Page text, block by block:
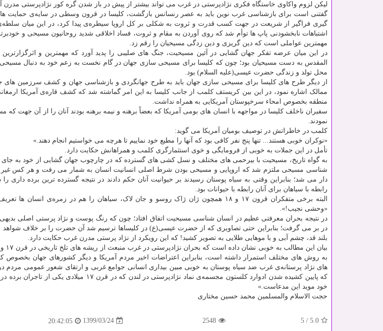
لیکن لزوم واکاوی خاستگاه فکری نژادپرستی در غرب می تواند بیشتر از پیش در باز شدن گره کور نژادپرستی مدرن
گفتنی است برای بازشناسی غرب نوین باید به عصر رنسانس بازگشت، کلیسا در قرون وسطی در سایه‌ی حمایت
گیری فراگیر از شریعت در جهت کسب قدرت و ثروت به شکلی بر کل اروپا سیطره‌ی پیدا کرد، در این میان
اشتباهات نابخشودنی پاپ ها توأم شد که روی آوردن به مقام و ثروت، فساد اخلاقی شدید روحانیون مسیحی و
مهمترین عواملی است که دین گریزی و دین زدگی مسیحیان را رقم زد.
المقدس به دست مسیحیان بود؛ چون که کلیسا برای مسیحی سازی جهان در گام نخست به زعم خود به دنبال
محل تولد و زندگی حضرت عیسی(علیه السلام) بود.
از دیگر طرح های کلیسا برای مسیحی سازی جهان باید به طرح جهانگردی و بازشناسی جهان و کشف سرزمین های
ممالک اشاره نمود، در این بین کریستف کلمب از جانب کلیسا به این امر گماشته شد که کشف قاره‌ی آمریکا
منطقه بخصوص امحاء سرخپوستان آمریکایی به همراه نداشت.
سفیران ناخلف کلیسا در مواجهه با انسان های بومی آمریکا که بعضاً برهنه و نیمه برهنه بودند آنان را از آن جهت
نمودند.
کلمب در خاطراتش در توصیف بومیان آمریکا می گوید:
«نوکران خوبی هستند... تنها پنج نفر کافی بود که آنها را مطیع خود نماییم تا هرچه می خواستیم انجام دهند.»
تأمل در این جملات به خوبی از فرومایگی و خوی استثمارگری کلمب و همراهانش حکایت دارد.
به گواه تاریخ، مسیحیت با بیرحمی های مختلف و نسل کشی های گسترده که در چارچوب جهان گشایی از خود به جای
شناسی مسیحی ملتزم شد که اروپایی و مسیحی بودن شرط اصلی انسانیت انسان به شمار می رفت و هر کس غیر
دار می شد؛ بنابراین وقتی به سیاه پوستان رسیدند بر حیوانیت آنان حکم دادند در نتیجه گسترده ترین برده داری
رابطه با سیاهان برای آنان رابطه با حیوانات بود.
البته برخی متفکران قرون ۱۷ و ۱۸ همچون ژان ژاک روسو و جان لاک، سیاهان را هم در زمره‌ی انسان
«وحشی نجیب!».
در نتیجه بحران معرفتی عظیم در انسان شناسی مسیحیت اتفاق افتاد؛ چون که رنگ پوست و نژاد پرستی اصلی
در بر می گرفت؛ بنابراین حتی تصاویری که از حضرت عیسی(ع) در کلیساها ترسیم شد آن حضرت را بر خلاف شواهد
بلند قد، چشم آبی و با موهایی طلایی به تصویر کشید! که این رویکرد از نژاد پرستی مدرن غرب حکایت دارد.
به روش های مختلف استمرار داشته است، بنابراین اعتراضات اخیر مردم آمریکا و دیگر کشورهای جهان
های نژاد پرستانه‌ی غرب ضد سیاه پوستان به خوبی مبین بیداری انسانی جوامع غربی و ارتقای شعور عمومی مردم
که پایین کشیده شدن ادوارد کلستون مجسمه‌ی نماد نژادپرستی در لندن
خود موید این مدعاست.»
حجت الاسلام والمسلمین محمد حسین مختاری
5.0
/
5
2548
1399/03/24
20:42:05